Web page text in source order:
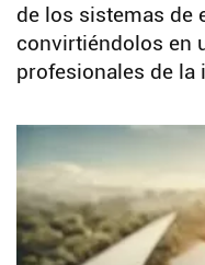
de los sistemas de
convirtiéndolos en
profesionales de la